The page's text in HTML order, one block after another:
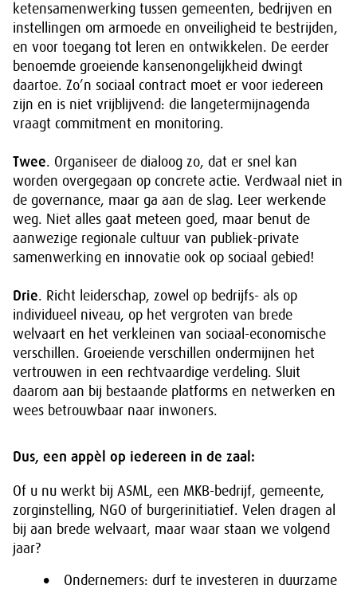
ketensamenwerking tussen gemeenten, bedrijven en
instellingen om armoede en onveiligheid te bestrijden,
en voor toegang tot leren en ontwikkelen. De eerder
benoemde groeiende kansenongelijkheid dwingt
daartoe. Zo’n sociaal contract moet er voor iedereen
zijn en is niet vrijblijvend: die langetermijnagenda
vraagt commitment en monitoring.
Twee. Organiseer de dialoog zo, dat er snel kan
worden overgegaan op concrete actie. Verdwaal niet in
de governance, maar ga aan de slag. Leer werkende
weg. Niet alles gaat meteen goed, maar benut de
aanwezige regionale cultuur van publiek-private
samenwerking en innovatie ook op sociaal gebied!
Drie. Richt leiderschap, zowel op bedrijfs- als op
individueel niveau, op het vergroten van brede
welvaart en het verkleinen van sociaal-economische
verschillen. Groeiende verschillen ondermijnen het
vertrouwen in een rechtvaardige verdeling. Sluit
daarom aan bij bestaande platforms en netwerken en
wees betrouwbaar naar inwoners.
Dus, een appèl op iedereen in de zaal:
Of u nu werkt bij ASML, een MKB-bedrijf, gemeente,
zorginstelling, NGO of burgerinitiatief. Velen dragen al
bij aan brede welvaart, maar waar staan we volgend
jaar?
Ondernemers: durf te investeren in duurzame